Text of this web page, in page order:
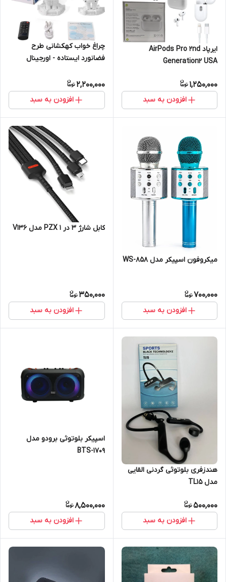
ایرپاد AirPods Pro 2nd
Generation2 USA
1,250,000
افزودن به سبد
چراغ خواب کهکشانی طرح
فضانورد ایستاده - اورجینال
2,200,000
افزودن به سبد
میکروفون اسپیکر مدل WS-858
700,000
افزودن به سبد
کابل شارژ 3 در 1 PZX مدل V136
350,000
افزودن به سبد
هندزفری بلوتوثی گردنی القایی
مدل TL15
500,000
افزودن به سبد
اسپیکر بلوتوثی برودو مدل
BTS-1709
8,500,000
افزودن به سبد